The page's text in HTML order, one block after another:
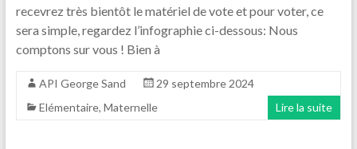
recevrez très bientôt le matériel de vote et pour voter, ce
sera simple, regardez l’infographie ci-dessous: Nous
comptons sur vous ! Bien à
API George Sand
29 septembre 2024
Elémentaire, Maternelle Lire la suite